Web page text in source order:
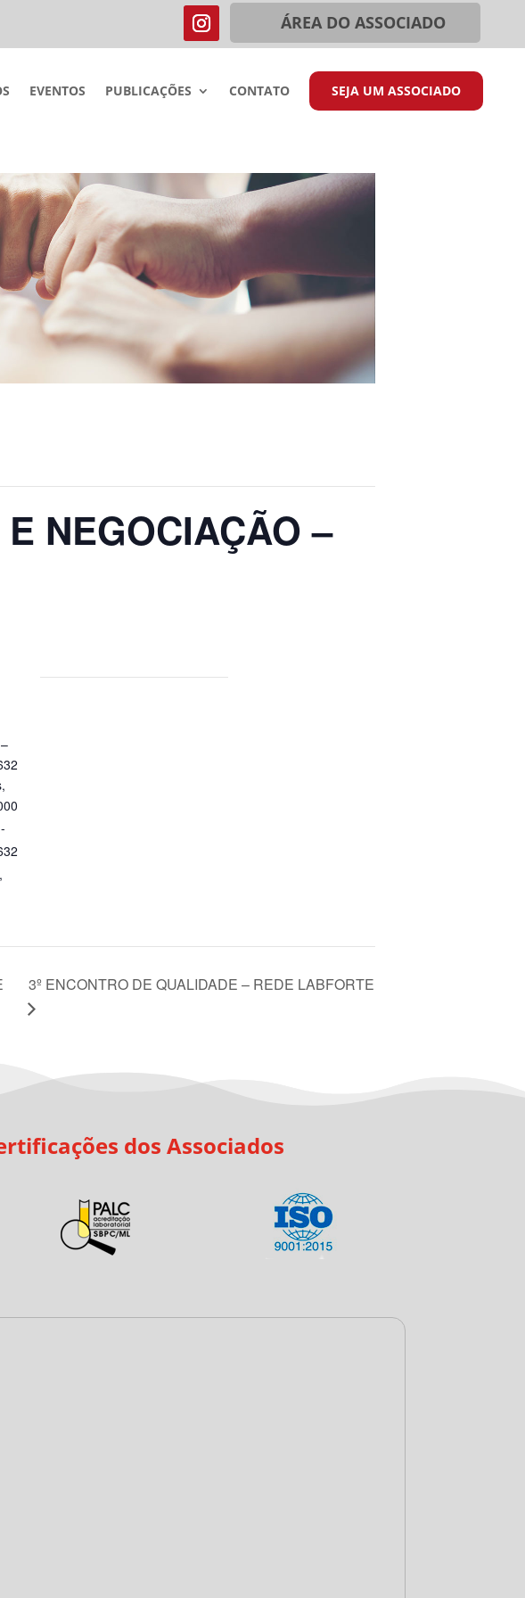
ÁREA DO ASSOCIADO
EVENTOS PUBLICAÇÕES CONTATO SEJA UM ASSOCIADO
NEGOCIAÇÃO –
3º ENCONTRO DE QUALIDADE – REDE LABFORTE
dos Associados